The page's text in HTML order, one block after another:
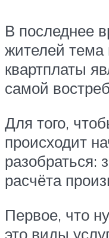
В последнее
жителей тема
квартплаты
самой
Для того,
происходит
разобраться:
расчёта
Первое, что
это виды